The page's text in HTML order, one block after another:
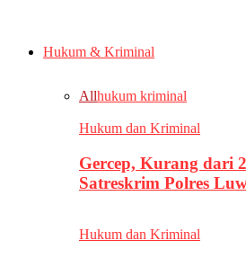
Hukum & Kriminal
Allhukum kriminal
Hukum dan Kriminal
Gercep, Kurang dari
Satreskrim Polres
Hukum dan Kriminal